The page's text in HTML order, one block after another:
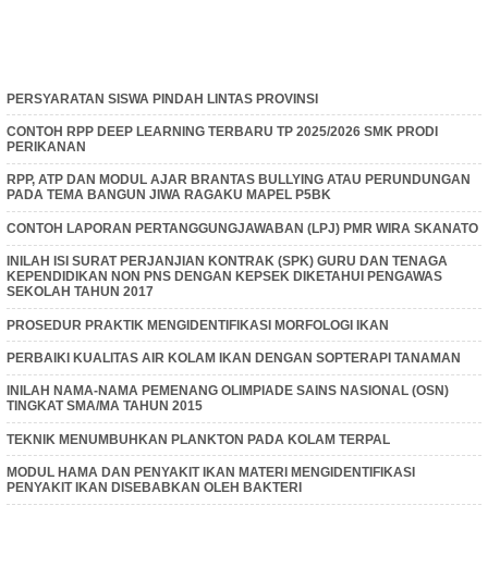
PERSYARATAN SISWA PINDAH LINTAS PROVINSI
CONTOH RPP DEEP LEARNING TERBARU TP 2025/2026 SMK PRODI
PERIKANAN
RPP, ATP DAN MODUL AJAR BRANTAS BULLYING ATAU PERUNDUNGAN
PADA TEMA BANGUN JIWA RAGAKU MAPEL P5BK
CONTOH LAPORAN PERTANGGUNGJAWABAN (LPJ) PMR WIRA SKANATO
INILAH ISI SURAT PERJANJIAN KONTRAK (SPK) GURU DAN TENAGA
KEPENDIDIKAN NON PNS DENGAN KEPSEK DIKETAHUI PENGAWAS
SEKOLAH TAHUN 2017
PROSEDUR PRAKTIK MENGIDENTIFIKASI MORFOLOGI IKAN
PERBAIKI KUALITAS AIR KOLAM IKAN DENGAN SOPTERAPI TANAMAN
INILAH NAMA-NAMA PEMENANG OLIMPIADE SAINS NASIONAL (OSN)
TINGKAT SMA/MA TAHUN 2015
TEKNIK MENUMBUHKAN PLANKTON PADA KOLAM TERPAL
MODUL HAMA DAN PENYAKIT IKAN MATERI MENGIDENTIFIKASI
PENYAKIT IKAN DISEBABKAN OLEH BAKTERI